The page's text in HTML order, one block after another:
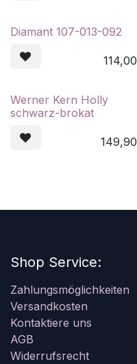
Diamant 107-013-092
114,00
Werner Kern Holly
schwarz-brokat
149,90
Shop Service:
Zahlungsmöglichkeiten
Versandkosten
Kontaktiere uns
AGB
Widerrufsrecht